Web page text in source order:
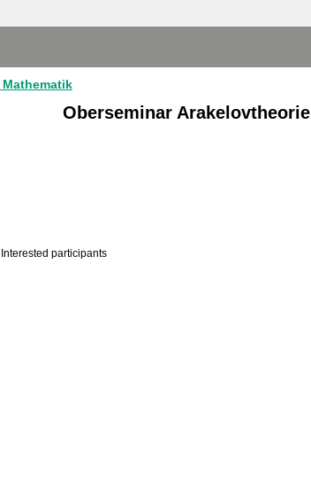
Oberseminar Arakelovtheorie
participants